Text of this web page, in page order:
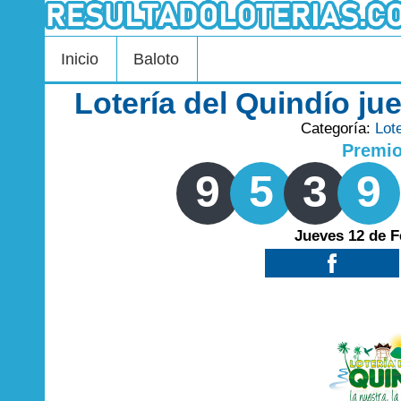
Inicio Baloto
Lotería del Quindío
Categoría:
9 5 3 9
Jueves 12 de